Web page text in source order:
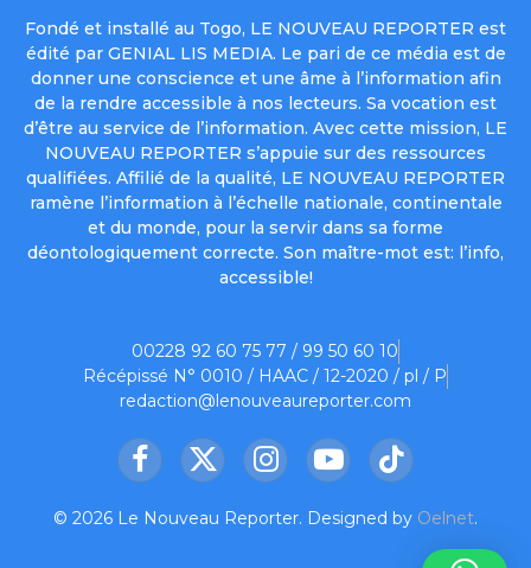
Fondé et installé au Togo, LE NOUVEAU REPORTER est
édité par GENIAL LIS MEDIA. Le pari de ce média est de
donner une conscience et une âme à l’information afin
de la rendre accessible à nos lecteurs. Sa vocation est
d’être au service de l’information. Avec cette mission, LE
NOUVEAU REPORTER s’appuie sur des ressources
qualifiées. Affilié de la qualité, LE NOUVEAU REPORTER
ramène l’information à l’échelle nationale, continentale
et du monde, pour la servir dans sa forme
déontologiquement correcte. Son maître-mot est: l’info,
accessible!
00228 92 60 75 77 / 99 50 60 10
Récépissé N° 0010 / HAAC / 12-2020 / pl / P
redaction@lenouveaureporter.com
Facebook
X
InstagramYouTubeTikTok
© 2026 Le Nouveau Reporter. Designed by Oelnet.